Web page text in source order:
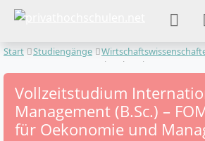
Start Studiengänge
International Business
Vollzeitstudium
Management (B.Sc.) –
für Oekonomie und